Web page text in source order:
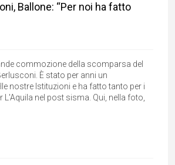
Ballone: “Per noi ha fatto
commozione della scomparsa del
È stato per anni un
nostre Istituzioni e ha fatto tanto per i
L'Aquila nel post sisma. Qui, nella foto,